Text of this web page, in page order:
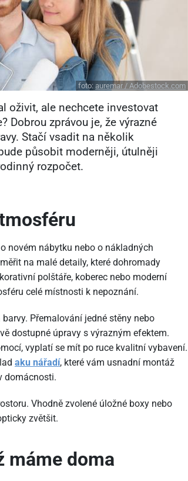
foto:auremar / Adobestock.com
oživit, ale nechcete investovat
Dobrou zprávou je, že výrazné
Stačí vsadit na několik
působit moderněji, útulněji
rozpočet.
novém nábytku nebo o nákladných
na malé detaily, které dohromady
polštáře, koberec nebo moderní
celé místnosti k nepoznání.
Přemalování jedné stěny nebo
dostupné úpravy s výrazným efektem.
vyplatí se mít po ruce kvalitní vybavení.
aku nářadí, které vám usnadní montáž
domácnosti.
Vhodně zvolené úložné boxy nebo
zvětšit.
máme doma